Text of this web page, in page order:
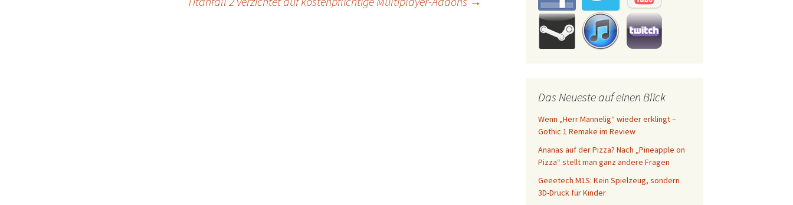
Das Neueste auf einen Blick
Wenn „Herr Mannelig“ wieder erklingt –
Gothic 1 Remake im Review
Ananas auf der Pizza? Nach „Pineapple on
Pizza“ stellt man ganz andere Fragen
Geeetech M1S: Kein Spielzeug, sondern
3D-Druck für Kinder